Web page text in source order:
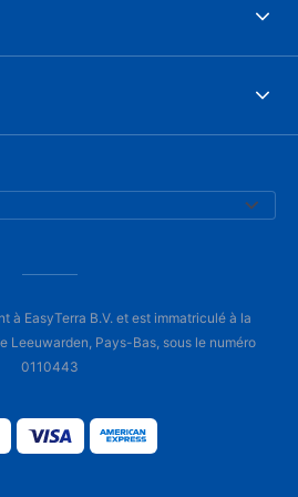
à EasyTerra B.V. et est immatriculé à la
Leeuwarden, Pays-Bas, sous le numéro
0110443